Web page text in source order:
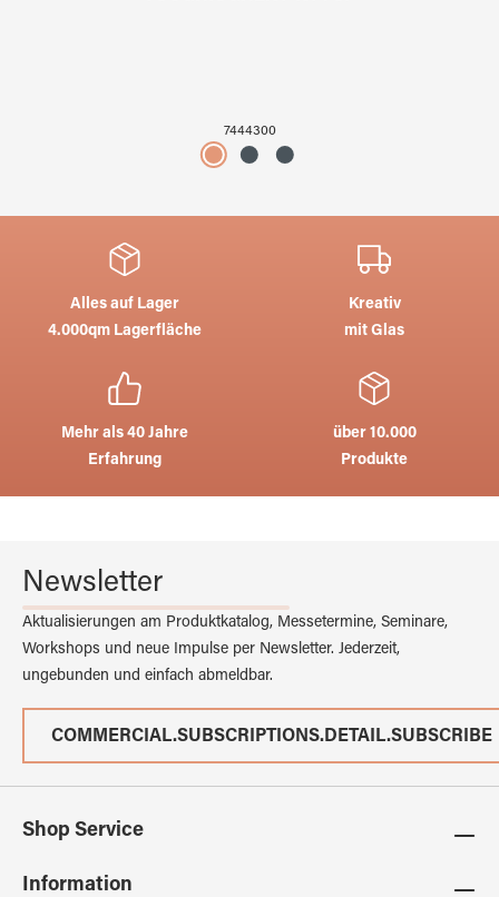
7444300
Alles auf Lager
4.000qm Lagerfläche
Kreativ
mit Glas
Mehr als 40 Jahre
Erfahrung
über 10.000
Produkte
Newsletter
Aktualisierungen am Produktkatalog, Messetermine, Seminare,
Workshops und neue Impulse per Newsletter. Jederzeit,
ungebunden und einfach abmeldbar.
COMMERCIAL.SUBSCRIPTIONS.DETAIL.SUBSCRIBE
Shop Service
Information